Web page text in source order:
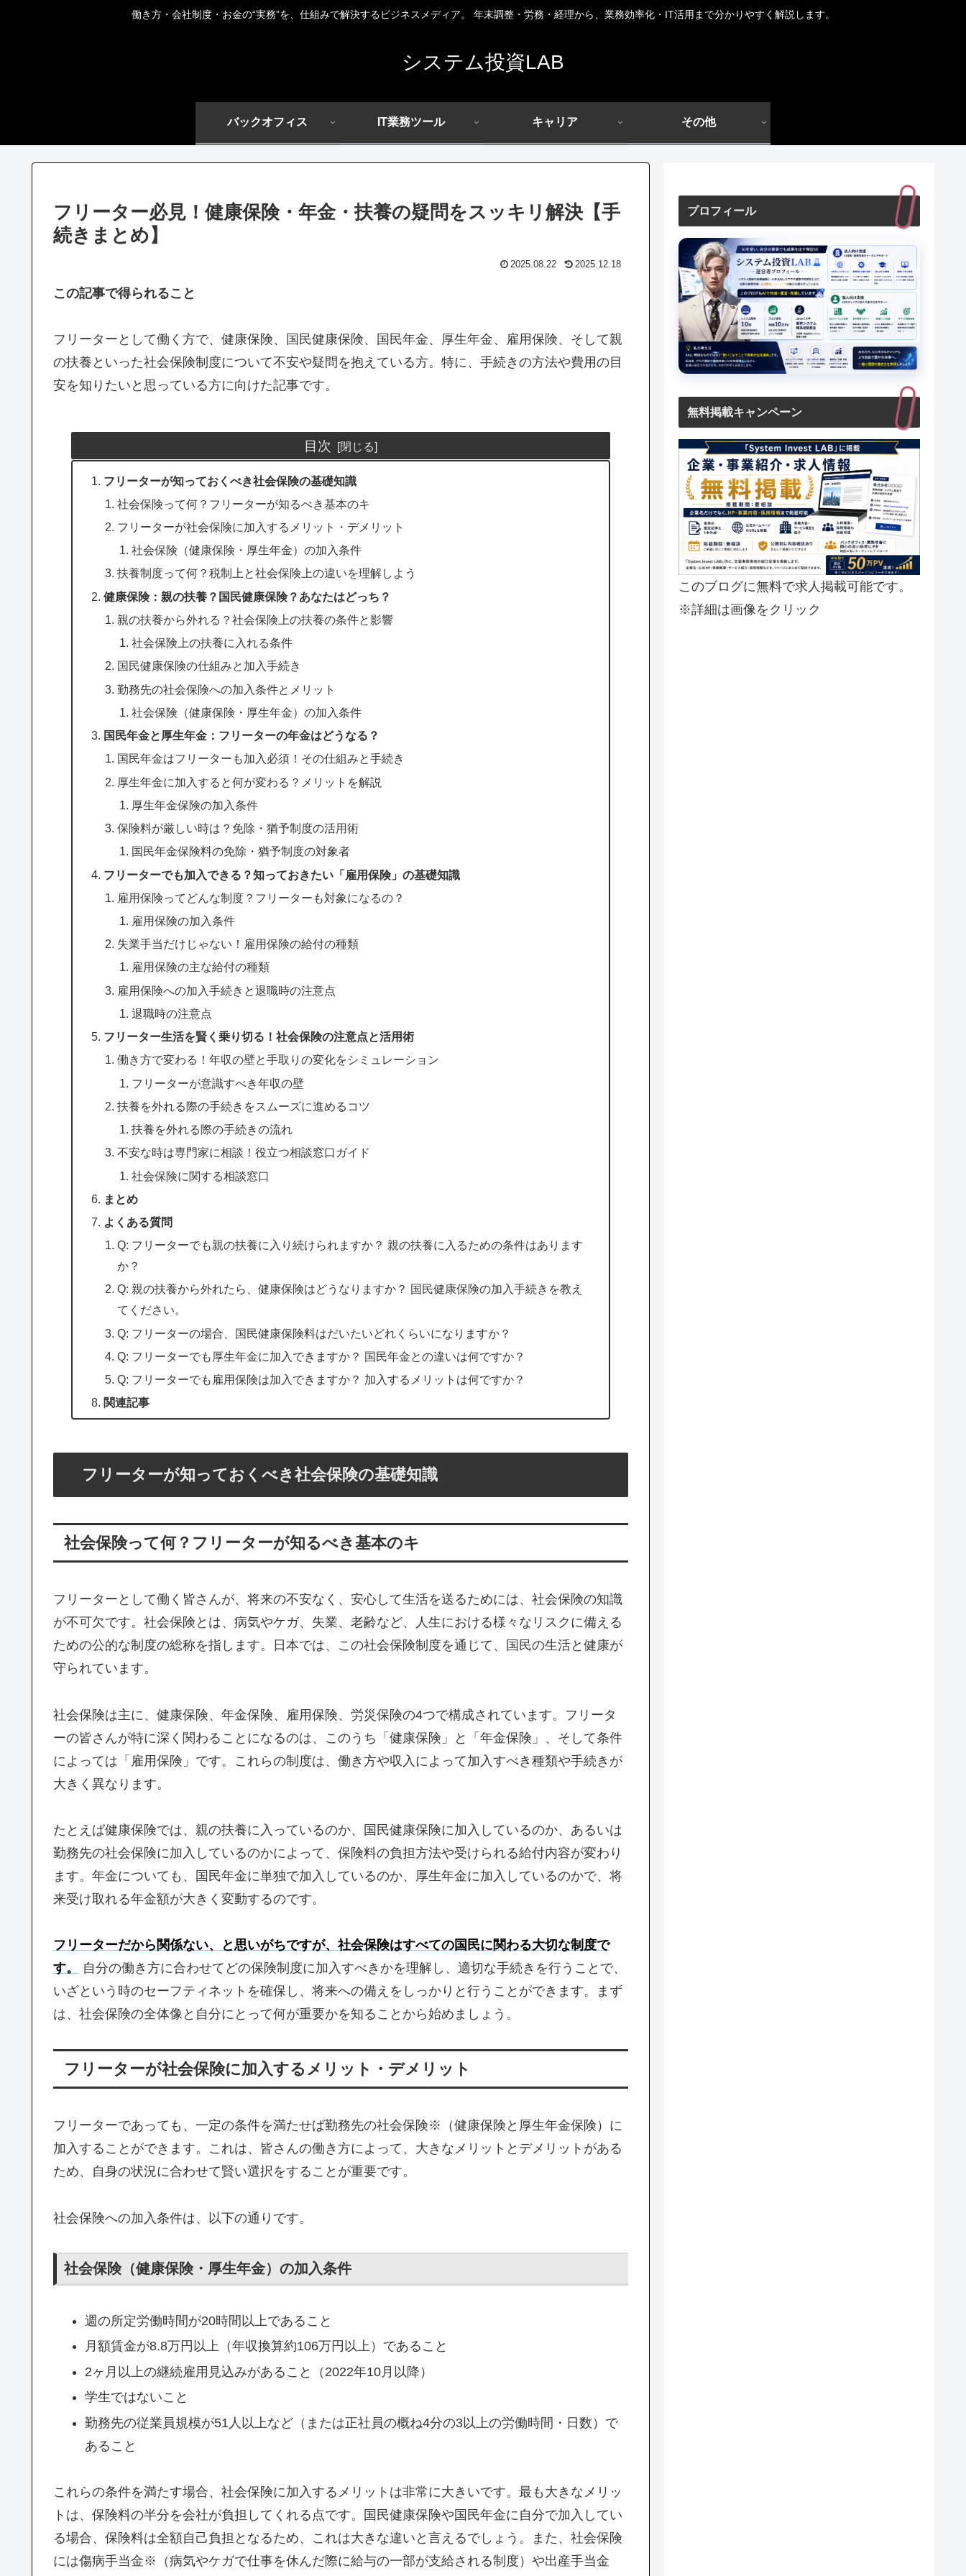
働き方・会社制度・お金の“実務”を、仕組みで解決するビジネスメディア。 年末調整・労務・経理から、業務効率化・IT活用まで分かりやすく解説します。
システム投資LAB
バックオフィス IT業務ツール キャリア その他
フリーター必見！健康保険・年金・扶養の疑問をスッキリ解決【手
続きまとめ】
2025.08.22 2025.12.18
この記事で得られること
フリーターとして働く方で、健康保険、国民健康保険、国民年金、厚生年金、雇用保険、そして親
の扶養といった社会保険制度について不安や疑問を抱えている方。特に、手続きの方法や費用の目
安を知りたいと思っている方に向けた記事です。
目次
フリーターが知っておくべき社会保険の基礎知識
社会保険って何？フリーターが知るべき基本のキ
フリーターが社会保険に加入するメリット・デメリット
社会保険（健康保険・厚生年金）の加入条件
扶養制度って何？税制上と社会保険上の違いを理解しよう
健康保険：親の扶養？国民健康保険？あなたはどっち？
親の扶養から外れる？社会保険上の扶養の条件と影響
社会保険上の扶養に入れる条件
国民健康保険の仕組みと加入手続き
勤務先の社会保険への加入条件とメリット
社会保険（健康保険・厚生年金）の加入条件
国民年金と厚生年金：フリーターの年金はどうなる？
国民年金はフリーターも加入必須！その仕組みと手続き
厚生年金に加入すると何が変わる？メリットを解説
厚生年金保険の加入条件
保険料が厳しい時は？免除・猶予制度の活用術
国民年金保険料の免除・猶予制度の対象者
フリーターでも加入できる？知っておきたい「雇用保険」の基礎知識
雇用保険ってどんな制度？フリーターも対象になるの？
雇用保険の加入条件
失業手当だけじゃない！雇用保険の給付の種類
雇用保険の主な給付の種類
雇用保険への加入手続きと退職時の注意点
退職時の注意点
フリーター生活を賢く乗り切る！社会保険の注意点と活用術
働き方で変わる！年収の壁と手取りの変化をシミュレーション
フリーターが意識すべき年収の壁
扶養を外れる際の手続きをスムーズに進めるコツ
扶養を外れる際の手続きの流れ
不安な時は専門家に相談！役立つ相談窓口ガイド
社会保険に関する相談窓口
まとめ
よくある質問
Q: フリーターでも親の扶養に入り続けられますか？ 親の扶養に入るための条件はあります
か？
Q: 親の扶養から外れたら、健康保険はどうなりますか？ 国民健康保険の加入手続きを教え
てください。
Q: フリーターの場合、国民健康保険料はだいたいどれくらいになりますか？
Q: フリーターでも厚生年金に加入できますか？ 国民年金との違いは何ですか？
Q: フリーターでも雇用保険は加入できますか？ 加入するメリットは何ですか？
関連記事
フリーターが知っておくべき社会保険の基礎知識
社会保険って何？フリーターが知るべき基本のキ
フリーターとして働く皆さんが、将来の不安なく、安心して生活を送るためには、社会保険の知識
が不可欠です。社会保険とは、病気やケガ、失業、老齢など、人生における様々なリスクに備える
ための公的な制度の総称を指します。日本では、この社会保険制度を通じて、国民の生活と健康が
守られています。
社会保険は主に、健康保険、年金保険、雇用保険、労災保険の4つで構成されています。フリータ
ーの皆さんが特に深く関わることになるのは、このうち「健康保険」と「年金保険」、そして条件
によっては「雇用保険」です。これらの制度は、働き方や収入によって加入すべき種類や手続きが
大きく異なります。
たとえば健康保険では、親の扶養に入っているのか、国民健康保険に加入しているのか、あるいは
勤務先の社会保険に加入しているのかによって、保険料の負担方法や受けられる給付内容が変わり
ます。年金についても、国民年金に単独で加入しているのか、厚生年金に加入しているのかで、将
来受け取れる年金額が大きく変動するのです。
フリーターだから関係ない、と思いがちですが、社会保険はすべての国民に関わる大切な制度で
す。
自分の働き方に合わせてどの保険制度に加入すべきかを理解し、適切な手続きを行うことで、
いざという時のセーフティネットを確保し、将来への備えをしっかりと行うことができます。まず
は、社会保険の全体像と自分にとって何が重要かを知ることから始めましょう。
フリーターが社会保険に加入するメリット・デメリット
フリーターであっても、一定の条件を満たせば勤務先の社会保険※（健康保険と厚生年金保険）に
加入することができます。これは、皆さんの働き方によって、大きなメリットとデメリットがある
ため、自身の状況に合わせて賢い選択をすることが重要です。
社会保険への加入条件は、以下の通りです。
社会保険（健康保険・厚生年金）の加入条件
週の所定労働時間が20時間以上であること
月額賃金が8.8万円以上（年収換算約106万円以上）であること
2ヶ月以上の継続雇用見込みがあること（2022年10月以降）
学生ではないこと
勤務先の従業員規模が51人以上など（または正社員の概ね4分の3以上の労働時間・日数）で
あること
これらの条件を満たす場合、社会保険に加入するメリットは非常に大きいです。最も大きなメリッ
トは、保険料の半分を会社が負担してくれる点です。国民健康保険や国民年金に自分で加入してい
る場合、保険料は全額自己負担となるため、これは大きな違いと言えるでしょう。また、社会保険
には傷病手当金※（病気やケガで仕事を休んだ際に給与の一部が支給される制度）や出産手当金
プロフィール
無料掲載キャンペーン
このブログに無料で求人掲載可能です。
※詳細は画像をクリック